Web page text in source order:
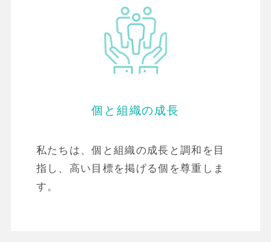
個と組織の成長
私たちは、個と組織の成長と調和を目
指し、高い目標を掲げる個を尊重しま
す。